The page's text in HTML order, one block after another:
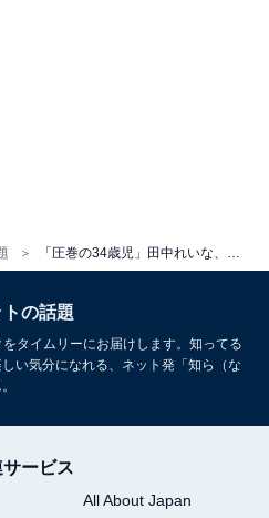
の話題
タイムリーにお届けします。知ってる
い気分になれる、ネット発「知ら（な
サービス
All About Japan